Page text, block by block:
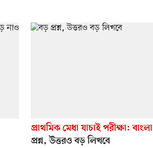
প্রাথমিক মেধা যাচাই পরীক্ষা: বাংলা
প্রশ্ন, উত্তরও বড় লিখবে